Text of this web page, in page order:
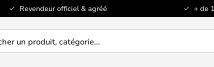
Revendeur officiel & agréé + de